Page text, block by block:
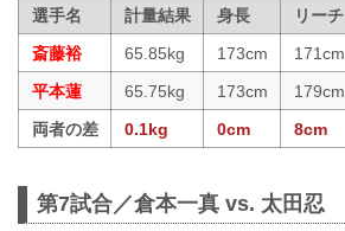
選手名 計量結果 身長
リーチ
斎藤裕
65.85kg 173cm
171cm
平本蓮
65.75kg 173cm
179cm
両者の差
0.1kg 0cm 8cm
第7試合／倉本一真 vs. 太田忍